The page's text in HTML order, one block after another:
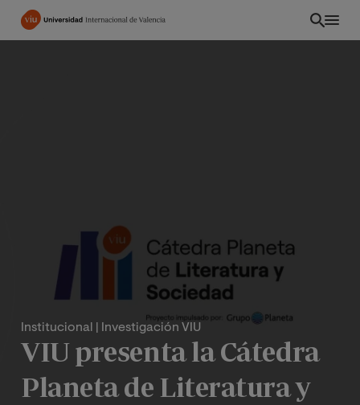
Pasar
ES
Institucional | Investigación VIU
VIU presenta la Cátedra
Planeta de Literatura y